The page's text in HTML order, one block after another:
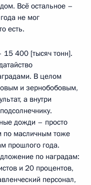
Всё остальное –
не мог
есть.
15 400 [тысяч тонн].
В целом
и зернобобовым,
а внутри
дожди – просто
по масличным тоже
прошлого года.
по наградам:
и 20 процентов,
персонал,